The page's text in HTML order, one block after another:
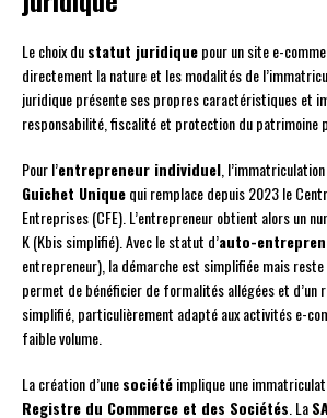
Le choix dustatut juridiquepour un site e-
directement la nature et les modalités de
juridique présente ses propres caractéristiques et
responsabilité, fiscalité et protection du patrimoine
Pour l’entrepreneur individuel,
Guichet Uniquequi remplace depuis 2023 le
Entreprises (CFE). L’entrepreneur obtient alors un
K (Kbis simplifié). Avec le statut d’auto-
entrepreneur), la démarche est simplifiée mais
permet de bénéficier de formalités allégées et d’un
simplifié, particulièrement adapté aux activités e-
faible volume.
La création d’unesociétéimplique une
Registre du Commerce et des Sociétés. La